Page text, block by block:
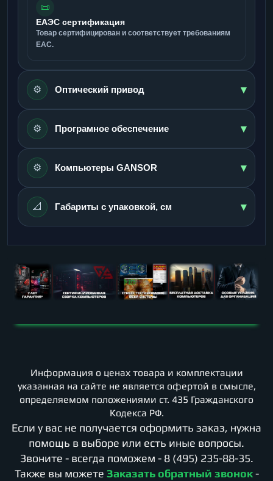
📜
ЕАЭС сертификация
Товар сертифицирован и соответствует требованиям
ЕАС.
⚙️ Оптический привод ▾
⚙️ Програмное обеспечение ▾
⚙️ Компьютеры GANSOR ▾
📐 Габариты с упаковкой, см ▾
Информация о ценах товара и комплектации
указанная на сайте не является офертой в смысле,
определяемом положениями ст. 435 Гражданского
Кодекса РФ.
Если у вас не получается оформить заказ, нужна
помощь в выборе или есть иные вопросы.
Звоните - всегда поможем - 8 (495) 235-88-35.
Также вы можете Заказать обратный звонок -